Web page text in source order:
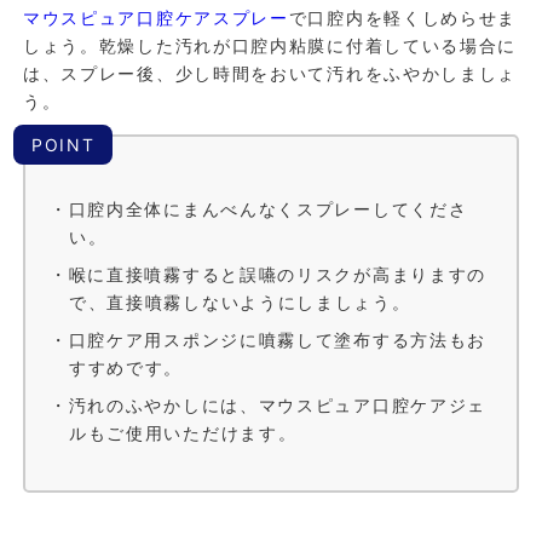
マウスピュア口腔ケアスプレー で口腔内を軽くしめらせま
しょう。乾燥した汚れが口腔内粘膜に付着している場合に
は、スプレー後、少し時間をおいて汚れをふやかしましょ
う。
POINT
・口腔内全体にまんべんなくスプレーしてくださ
い。
・喉に直接噴霧すると誤嚥のリスクが高まりますの
で、直接噴霧しないようにしましょう。
・口腔ケア用スポンジに噴霧して塗布する方法もお
すすめです。
・汚れのふやかしには、マウスピュア口腔ケアジェ
ルもご使用いただけます。